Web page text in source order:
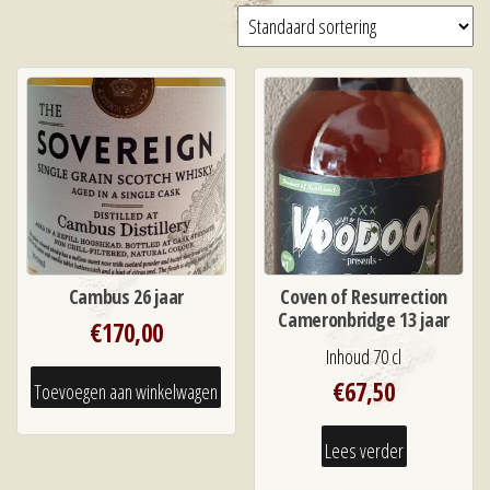
Cambus 26 jaar
€170,00
Toevoegen aan winkelwagen
Coven of Resurrection
Cameronbridge 13 jaar
Inhoud 70 cl
€67,50
Lees verder